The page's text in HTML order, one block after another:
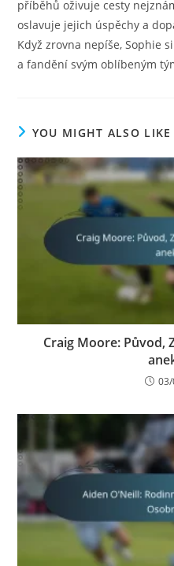
příběhů oživuje cesty
oslavuje jejich úspěchy a
Když zrovna nepíše, Sophie
a fandění svým oblíbeným
YOU MIGHT ALSO LIKE
Craig Moore: Původ,